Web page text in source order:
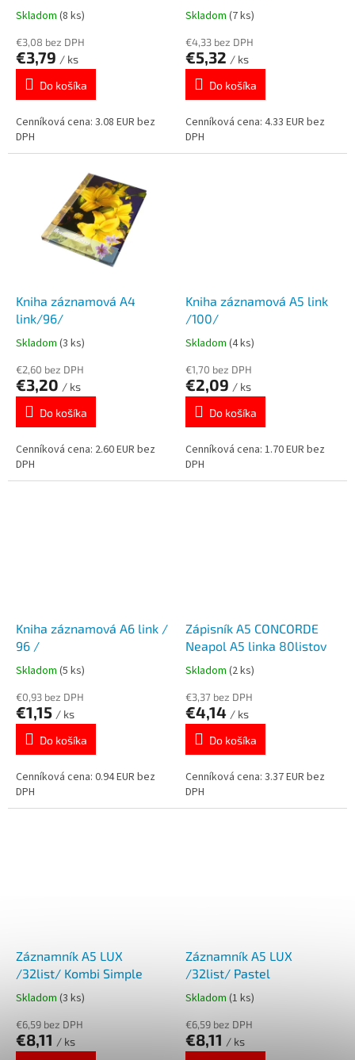
Skladom (8 ks)
€3,08 bez DPH
€3,79 / ks
Do košíka
Cenníková cena: 3.08 EUR bez
DPH
Skladom (7 ks)
€4,33 bez DPH
€5,32 / ks
Do košíka
Cenníková cena: 4.33 EUR bez
DPH
Kniha záznamová A4
link/96/
Skladom (3 ks)
€2,60 bez DPH
€3,20 / ks
Do košíka
Cenníková cena: 2.60 EUR bez
DPH
Kniha záznamová A5 link
/100/
Skladom (4 ks)
€1,70 bez DPH
€2,09 / ks
Do košíka
Cenníková cena: 1.70 EUR bez
DPH
Kniha záznamová A6 link /
96 /
Skladom (5 ks)
€0,93 bez DPH
€1,15 / ks
Do košíka
Cenníková cena: 0.94 EUR bez
DPH
Zápisník A5 CONCORDE
Neapol A5 linka 80listov
Skladom (2 ks)
€3,37 bez DPH
€4,14 / ks
Do košíka
Cenníková cena: 3.37 EUR bez
DPH
Záznamník A5 LUX
/32list/ Kombi Simple
Skladom (3 ks)
€6,59 bez DPH
€8,11 / ks
Záznamník A5 LUX
/32list/ Pastel
Skladom (1 ks)
€6,59 bez DPH
€8,11 / ks